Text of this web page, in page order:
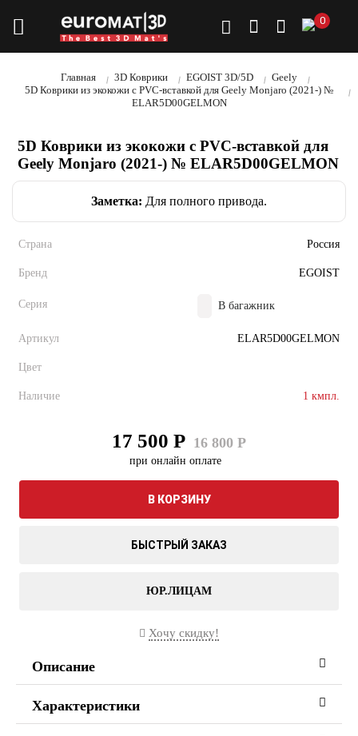
0
Главная 3D Коврики EGOIST 3D/5D
Geely
5D Коврики из экокожи с PVC-вставкой для Geely Monjaro (2021-) №
ELAR5D00GELMON
5D Коврики из экокожи с PVC-вставкой для
Geely Monjaro (2021-) № ELAR5D00GELMON
Заметка: Для полного привода.
Страна Россия
Бренд EGOIST
Серия В багажник
Артикул ELAR5D00GELMON
Цвет
Наличие 1 кмпл.
17 500 Р 16 800 Р
при онлайн оплате
В КОРЗИНУ
БЫСТРЫЙ ЗАКАЗ
ЮР.ЛИЦАМ
Хочу скидку!
Описание
Характеристики